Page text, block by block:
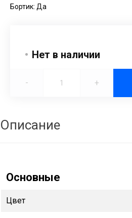
Бортик: Да
Нет в наличии
- +
Описание
Основные
Цвет